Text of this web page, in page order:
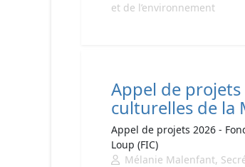
et de l’environnement
Appel de projets
culturelles de la
Appel de projets 2026 -
Loup (FIC)
Mélanie Malenfant,